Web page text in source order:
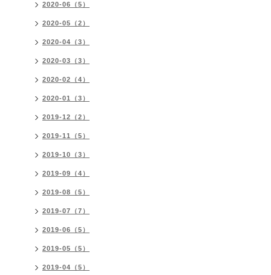
2020-06（5）
2020-05（2）
2020-04（3）
2020-03（3）
2020-02（4）
2020-01（3）
2019-12（2）
2019-11（5）
2019-10（3）
2019-09（4）
2019-08（5）
2019-07（7）
2019-06（5）
2019-05（5）
2019-04（5）